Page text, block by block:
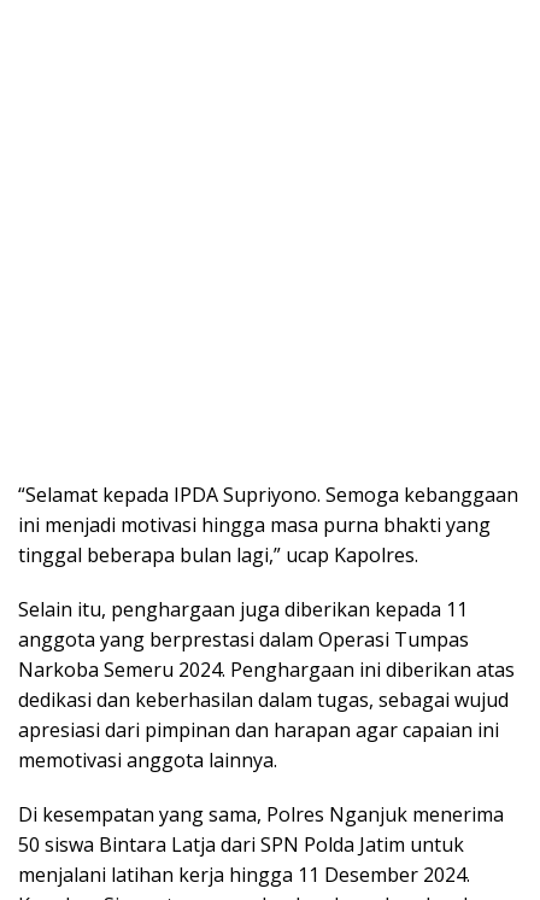
“Selamat kepada IPDA Supriyono. Semoga kebanggaan
ini menjadi motivasi hingga masa purna bhakti yang
tinggal beberapa bulan lagi,” ucap Kapolres.
Selain itu, penghargaan juga diberikan kepada 11
anggota yang berprestasi dalam Operasi Tumpas
Narkoba Semeru 2024. Penghargaan ini diberikan atas
dedikasi dan keberhasilan dalam tugas, sebagai wujud
apresiasi dari pimpinan dan harapan agar capaian ini
memotivasi anggota lainnya.
Di kesempatan yang sama, Polres Nganjuk menerima
50 siswa Bintara Latja dari SPN Polda Jatim untuk
menjalani latihan kerja hingga 11 Desember 2024.